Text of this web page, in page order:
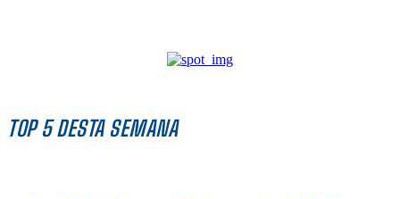
TOP 5 DESTA SEMANA